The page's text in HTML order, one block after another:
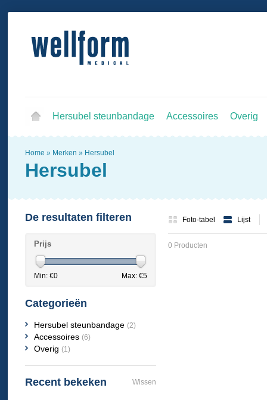
Hersubel steunbandage Accessoires Overig
Home » Merken » Hersubel
Hersubel
Foto-tabel Lijst
0 Producten
De resultaten filteren
Prijs
Min: €0 Max: €5
Categorieën
Hersubel steunbandage (2)
Accessoires (6)
Overig (1)
Recent bekeken Wissen